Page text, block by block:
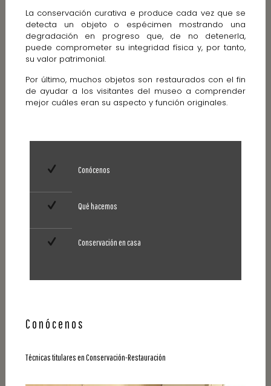
La conservación curativa e produce cada vez que se
detecta un objeto o espécimen mostrando una
degradación en progreso que, de no detenerla,
puede comprometer su integridad física y, por tanto,
su valor patrimonial.
Por último, muchos objetos son restaurados con el fin
de ayudar a los visitantes del museo a comprender
mejor cuáles eran su aspecto y función originales.
Conócenos
Qué hacemos
Conservación en casa
Conócenos
Técnicas titulares en Conservación-Restauración